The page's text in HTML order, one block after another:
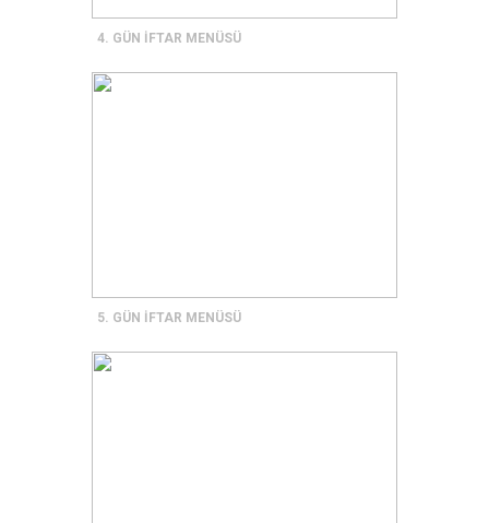
4. GÜN İFTAR MENÜSÜ
5. GÜN İFTAR MENÜSÜ